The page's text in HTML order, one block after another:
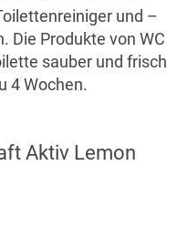
und –
Die Produkte von WC
sauber und frisch
4 Wochen.
Aktiv Lemon